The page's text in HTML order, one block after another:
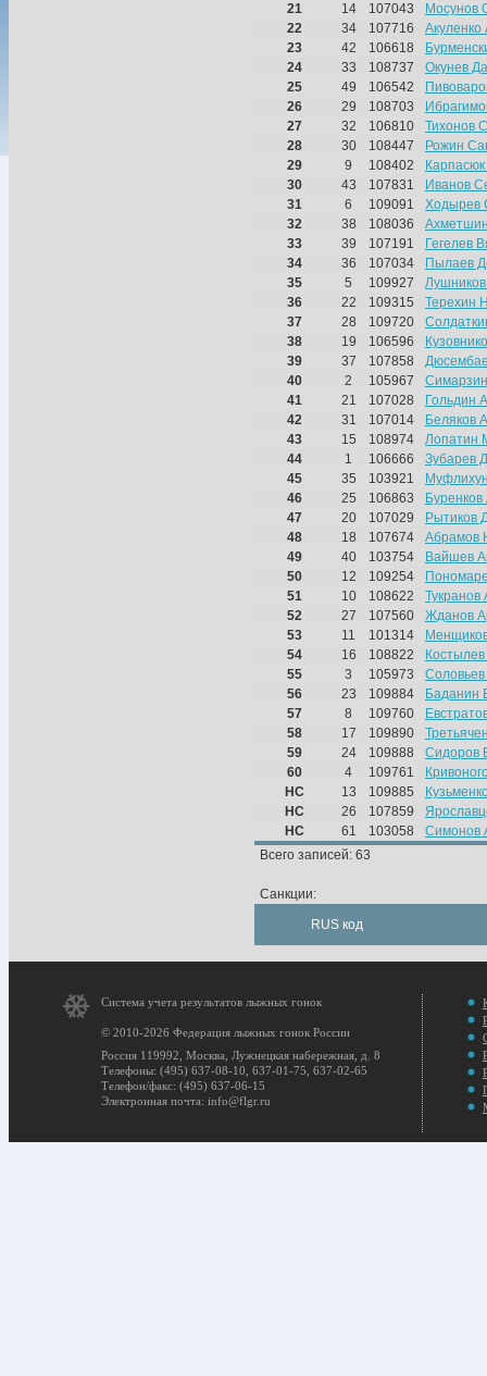
21
14 107043
Мосунов
22
34 107716
Акуленко
23
42 106618
24
33 108737
Окунев
25
49 106542
26
29 108703
27
32 106810
Тихонов
28
30 108447
Рожин
29
9 108402
30
43 107831
Иванов
31
6 109091
Ходырев
32
38 108036
33
39 107191
Гегелев
34
36 107034
Пылаев
35
5 109927
36
22 109315
Терехин
37
28 109720
38
19 106596
39
37 107858
40
2 105967
41
21 107028
Гольдин
42
31 107014
Беляков
43
15 108974
Лопатин
44
1 106666
Зубарев
45
35 103921
46
25 106863
47
20 107029
Рытиков
48
18 107674
Абрамов
49
40 103754
Вайшев
50
12 109254
51
10 108622
Тукранов
52
27 107560
Жданов
53
11 101314
54
16 108822
55
3 105973
56
23 109884
Баданин
57
8 109760
58
17 109890
59
24 109888
Сидоров
60
4 109761
НС
13 109885
НС
26 107859
НС
61 103058
Симонов
Всего записей: 63
Санкции:
RUS код
Система учета результатов лыжных гонок
© 2010-2026 Федерация лыжных гонок России
Россия 119992, Москва, Лужнецкая набережная, д. 8
Телефоны: (495) 637-08-10, 637-01-75, 637-02-65
Телефон/факс: (495) 637-06-15
Электронная почта: info@flgr.ru